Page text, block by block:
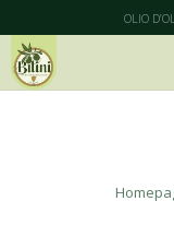
OLIO